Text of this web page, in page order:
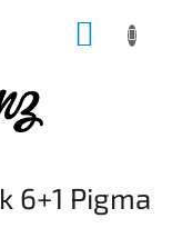
6+1 Pigma